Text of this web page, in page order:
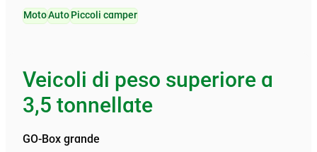
MotoAuto Piccoli camper
Veicoli di peso superiore a
3,5 tonnellate
GO-Box grande